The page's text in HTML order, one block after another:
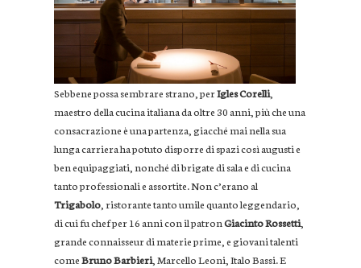
Sebbene possa sembrare strano, perIgles Corelli,
maestro della cucina italiana da oltre 30 anni, più che una
consacrazione è una partenza, giacché mai nella sua
lunga carriera ha potuto disporre di spazi così augusti e
ben equipaggiati, nonché di brigate di sala e di cucina
tanto professionali e assortite. Non c’erano al
Trigabolo, ristorante tanto umile quanto leggendario,
di cui fu chef per 16 anni con il patronGiacinto Rossetti,
grande connaisseur di materie prime, e giovani talenti
comeBruno Barbieri, Marcello Leoni, Italo Bassi. E